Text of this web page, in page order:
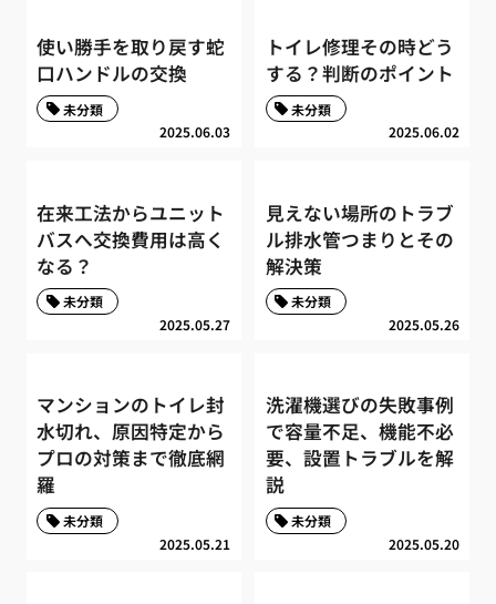
使い勝手を取り戻す蛇
口ハンドルの交換
2025.06.03
未分類
トイレ修理その時どう
する？判断のポイント
2025.06.02
未分類
在来工法からユニット
バスへ交換費用は高く
なる？
2025.05.27
未分類
見えない場所のトラブ
ル排水管つまりとその
解決策
2025.05.26
未分類
マンションのトイレ封
水切れ、原因特定から
プロの対策まで徹底網
羅
2025.05.21
未分類
洗濯機選びの失敗事例
で容量不足、機能不必
要、設置トラブルを解
説
2025.05.20
未分類